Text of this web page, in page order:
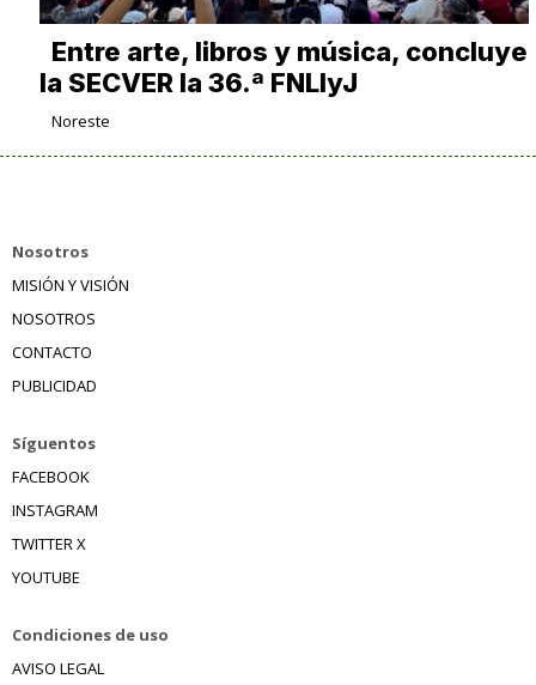
Entre arte, libros y música, concluye
la SECVER la 36.ª FNLIyJ
Noreste
Nosotros
MISIÓN Y VISIÓN
NOSOTROS
CONTACTO
PUBLICIDAD
Síguentos
FACEBOOK
INSTAGRAM
TWITTER X
YOUTUBE
Condiciones de uso
AVISO LEGAL